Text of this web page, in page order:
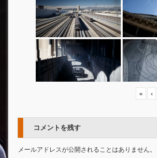
« ‹
コメントを残す
メールアドレスが公開されることはありません。